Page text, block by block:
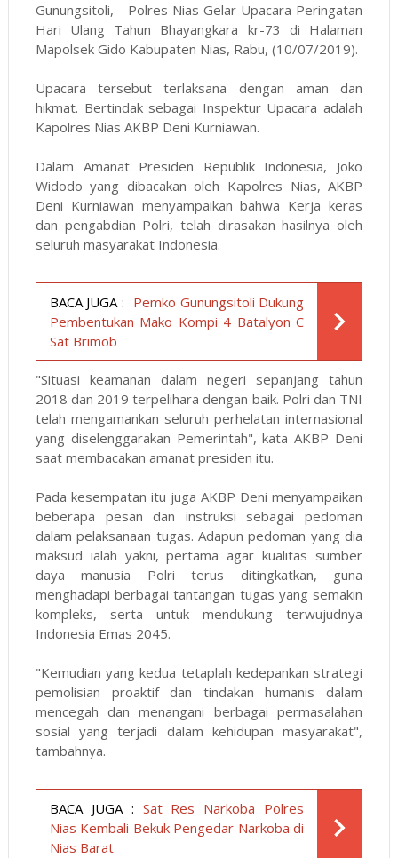
Gunungsitoli, - Polres Nias Gelar Upacara Peringatan
Hari Ulang Tahun Bhayangkara kr-73 di Halaman
Mapolsek Gido Kabupaten Nias, Rabu, (10/07/2019).
Upacara tersebut terlaksana dengan aman dan
hikmat. Bertindak sebagai Inspektur Upacara adalah
Kapolres Nias AKBP Deni Kurniawan.
Dalam Amanat Presiden Republik Indonesia, Joko
Widodo yang dibacakan oleh Kapolres Nias, AKBP
Deni Kurniawan menyampaikan bahwa Kerja keras
dan pengabdian Polri, telah dirasakan hasilnya oleh
seluruh masyarakat Indonesia.
BACA JUGA : Pemko Gunungsitoli Dukung
Pembentukan Mako Kompi 4 Batalyon C
Sat Brimob
"Situasi keamanan dalam negeri sepanjang tahun
2018 dan 2019 terpelihara dengan baik. Polri dan TNI
telah mengamankan seluruh perhelatan internasional
yang diselenggarakan Pemerintah", kata AKBP Deni
saat membacakan amanat presiden itu.
Pada kesempatan itu juga AKBP Deni menyampaikan
beberapa pesan dan instruksi sebagai pedoman
dalam pelaksanaan tugas. Adapun pedoman yang dia
maksud ialah yakni, pertama agar kualitas sumber
daya manusia Polri terus ditingkatkan, guna
menghadapi berbagai tantangan tugas yang semakin
kompleks, serta untuk mendukung terwujudnya
Indonesia Emas 2045.
"Kemudian yang kedua tetaplah kedepankan strategi
pemolisian proaktif dan tindakan humanis dalam
mencegah dan menangani berbagai permasalahan
sosial yang terjadi dalam kehidupan masyarakat",
tambahnya.
BACA JUGA : Sat Res Narkoba Polres
Nias Kembali Bekuk Pengedar Narkoba di
Nias Barat